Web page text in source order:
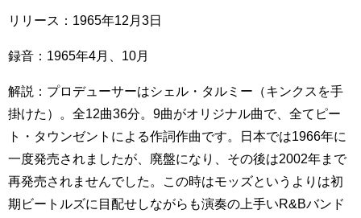
リリース：1965年12月3日
録音：1965年4月、10月
解説：プロデューサーはシェル・タルミー（キンクスを手
掛けた）。全12曲36分。9曲がオリジナル曲で、全てピー
ト・タウンゼントによる作詞作曲です。日本では1966年に
一度発売されましたが、廃盤になり、その後は2002年まで
再発売されませんでした。この時はモッズというよりは初
期ビートルズに目配せしながらも演奏の上手いR&Bバンド